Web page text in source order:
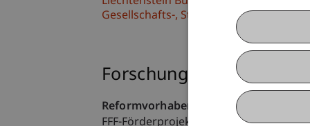
Gesellschafts-, Stiftungs- und Trustrecht
Forschung
Reformvorhaben und Entwicklungen
FFF-Förderprojekt